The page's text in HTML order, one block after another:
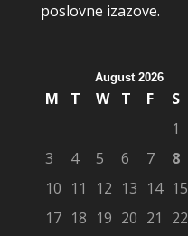
poslovne izazove.
August 2026
M T W T F S
1
3
4 5 6 7 8
10 11 12 13 14 15
17 18 19 20 21 22